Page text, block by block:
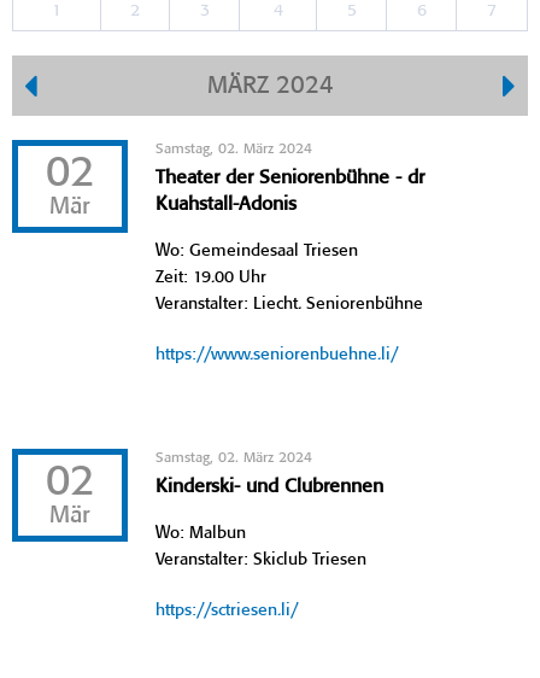
1 2 3 4 5 6 7
MÄRZ 2024
02
Mär
Samstag, 02. März 2024
Theater der Seniorenbühne - dr
Kuahstall-Adonis
Wo: Gemeindesaal Triesen
Zeit: 19.00 Uhr
Veranstalter: Liecht. Seniorenbühne
https://www.seniorenbuehne.li/
02
Mär
Samstag, 02. März 2024
Kinderski- und Clubrennen
Wo: Malbun
Veranstalter: Skiclub Triesen
https://sctriesen.li/